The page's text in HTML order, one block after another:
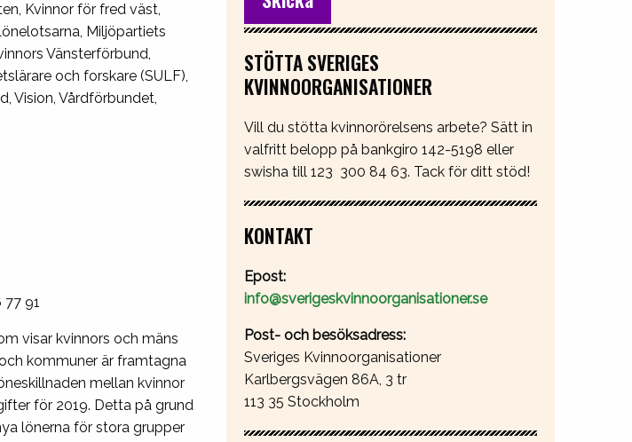
Kvinnor för fred väst,
Miljöpartiets
Vänsterförbund,
och forskare (SULF),
Vision, Vårdförbundet,
91
visar kvinnors och mäns
kommuner är framtagna
mellan kvinnor
för 2019. Detta på grund
lönerna för stora grupper
STÖTTA SVERIGES
KVINNOORGANISATIONER
Vill du stötta kvinnorörelsens arbete? Sätt in
valfritt belopp på bankgiro 142-5198 eller
swisha till 123 300 84 63. Tack för ditt stöd!
KONTAKT
Epost:
info@sverigeskvinnoorganisationer.se
Post- och besöksadress:
Sveriges Kvinnoorganisationer
Karlbergsvägen 86A, 3 tr
113 35 Stockholm